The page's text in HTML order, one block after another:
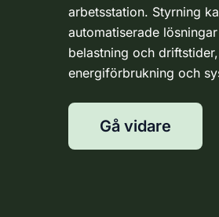
arbetsstation. Styrning
automatiserade
belastning och
energiförbrukning och
Gå vidare